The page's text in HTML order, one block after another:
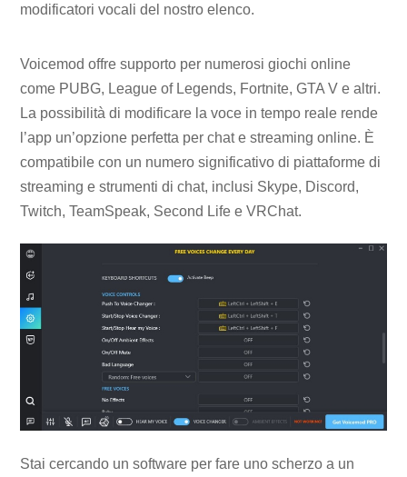
modificatori vocali del nostro elenco.
Voicemod offre supporto per numerosi giochi online
come PUBG, League of Legends, Fortnite, GTA V e altri.
La possibilità di modificare la voce in tempo reale rende
l’app un’opzione perfetta per chat e streaming online. È
compatibile con un numero significativo di piattaforme di
streaming e strumenti di chat, inclusi Skype, Discord,
Twitch, TeamSpeak, Second Life e VRChat.
Stai cercando un software per fare uno scherzo a un